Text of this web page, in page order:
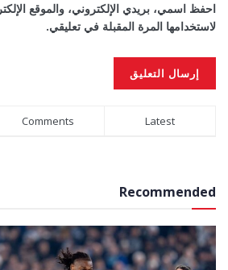
احفظ اسمي، بريدي الإلكتروني، والموقع
لاستخدامها المرة المقبلة في تعليقي.
Alternative:
Comments Latest
Recommended